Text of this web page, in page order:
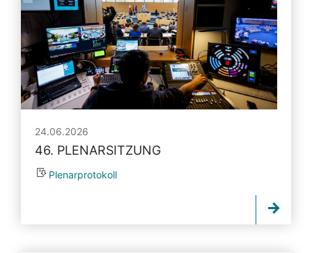
24.06.2026
46. PLENARSITZUNG
Plenarprotokoll